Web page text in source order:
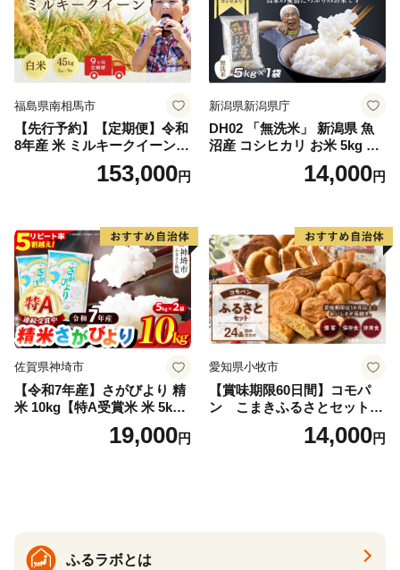
福島県南相馬市
【先行予約】【定期便】令和
8年産 米 ミルキークイーン
白米 45kg (5kg×9回) | ミルキ
ークイーン 米5kg 福島 福島
福島県 南相馬市 cu006-ae
153,000円
新潟県新潟県庁
DH02 「無洗米」 新潟県 魚
沼産 コシヒカリ お米 5kg こ
しひかり 精米 米（お米の美
味しい炊き方ガイド付き）
14,000円
佐賀県神埼市
【令和7年産】さがびより 精
米 10kg【特A受賞米 米 5kg×
2袋 お米 コメ こめ 国産 美味
しい ブランド米 人気 ランキ
19,000円
愛知県小牧市
【賞味期限60日間】コモパ
ン こまきふるさとセット
（24個入り）／災害用備蓄
保存食 非常食 防災グッズに
14,000円
ふるラボとは